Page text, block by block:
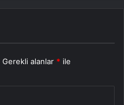
Gerekli alanlar * ile